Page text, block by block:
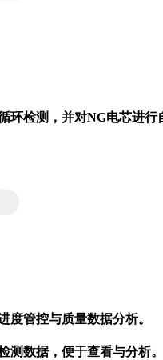
检测，并对NG电芯进
度管控与质量数据分析。
测数据，便于查看与分析。